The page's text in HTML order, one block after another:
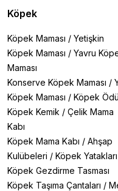
Köpek
Köpek Maması / Yetişkin
Köpek Maması / Yavru
Maması
Konserve Köpek Maması /
Köpek Maması / Köpek
Köpek Kemik / Çelik Mama
Kabı
Köpek Mama Kabı / Ahşap
Kulübeleri / Köpek Yatakları
Köpek Gezdirme Tasması
Köpek Taşıma Çantaları /